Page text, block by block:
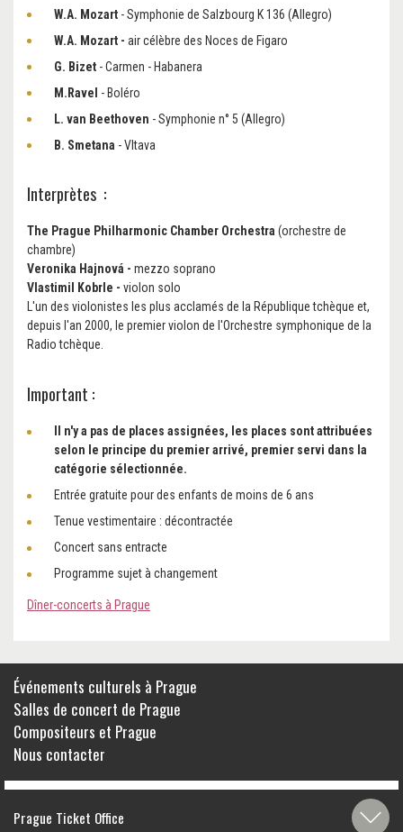
W.A. Mozart - Symphonie de Salzbourg K 136 (Allegro)
W.A. Mozart - air célèbre des Noces de Figaro
G. Bizet - Carmen - Habanera
M. Ravel - Boléro
L. van Beethoven - Symphonie n° 5 (Allegro)
B. Smetana - Vltava
Interprètes :
The Prague Philharmonic Chamber Orchestra (orchestre de
chambre)
Veronika Hajnová - mezzo soprano
Vlastimil Kobrle - violon solo
L'un des violonistes les plus acclamés de la République tchèque et,
depuis l'an 2000, le premier violon de l'Orchestre symphonique de la
Radio tchèque.
Important :
Il n'y a pas de places assignées, les places sont attribuées
selon le principe du premier arrivé, premier servi dans la
catégorie sélectionnée.
Entrée gratuite pour des enfants de moins de 6 ans
Tenue vestimentaire : décontractée
Concert sans entracte
Programme sujet à changement
Dîner-concerts à Prague
Événements culturels à Prague
Salles de concert de Prague
Compositeurs et Prague
Nous contacter
Prague Ticket Office